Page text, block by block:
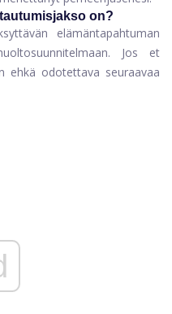
on?
elämäntapahtuman
Jos et
ehkä odotettava seuraavaa